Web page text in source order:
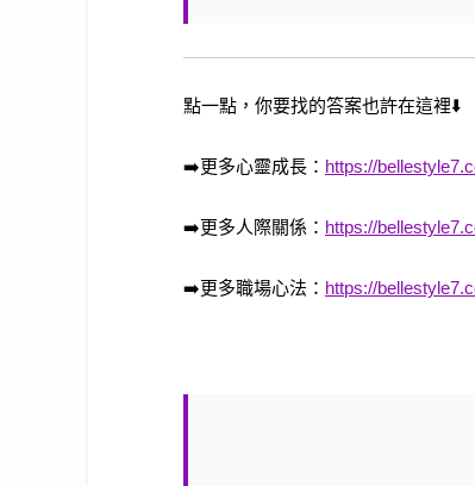
點一點，你要找的答案也許在這裡⬇️
➡️更多心靈成長： https://
➡️更多人際關係： https://
➡️更多職場心法： https://